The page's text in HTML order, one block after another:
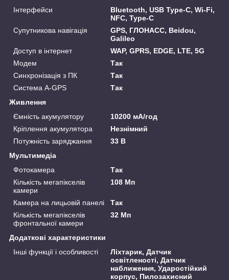
Інтерфейси
Bluetooth, USB Type-C, Wi-Fi,
NFC, Type-C
Супутникова навігація
GPS, ГЛОНАСС, Beidou,
Galileo
Доступ в інтернет
WAP, GPRS, EDGE, LTE, 5G
Модем
Так
Синхронізація з ПК
Так
Система A-GPS
Так
Живлення
Ємність акумулятору
10200 мА/год
Кріплення акумулятора
Незнімний
Потужність заряджання
33 В
Мультимедіа
Фотокамера
Так
Кількість мегапікселів
камери
108 Мп
Камера на лицьовій панелі
Так
Кількість мегапікселів
фронтальної камери
32 Мп
Додаткові характеристики
Інші функції і особливості
Ліхтарик, Датчик
освітленості, Датчик
наближення, Ударостійкий
корпус, Пилозахисний